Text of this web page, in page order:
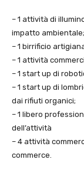
– 1 attività di
impatto ambientale;
– 1 birrificio
– 1 attività
– 1 start up di
– 1 start up di
dai rifiuti organici;
– 1 libero
dell’attività
– 4 attività
commerce.